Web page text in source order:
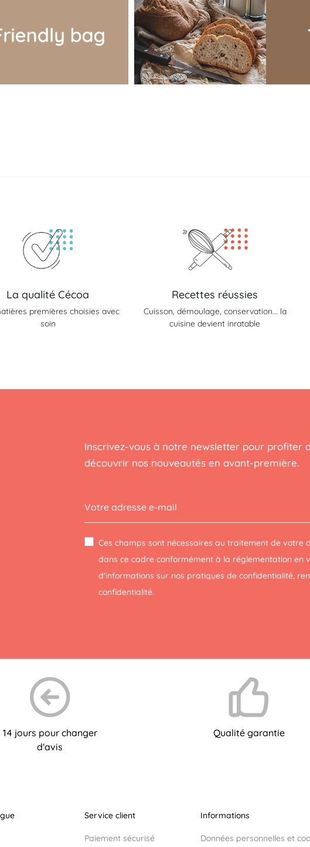
La qualité Cécoa
premières choisies avec
soin
Recettes réussies
Cuisson, démoulage, conservation... la
cuisine devient inratable
Inscrivez-vous à notre newsletter pour profiter
découvrir nos nouveautés en avant-première.
Ces champs sont nécessaires au traitement de votre
dans ce cadre conformément à la réglementation en
d'informations sur nos pratiques de confidentialité,
confidentialité.
14 jours pour changer
d'avis
Qualité garantie
Service client
Paiement sécurisé
Informations
Données personnelles et